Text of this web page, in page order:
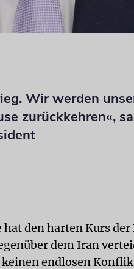
Wir werden
zurückkehren«,
hat den harten Kurs
dem Iran
endlosen